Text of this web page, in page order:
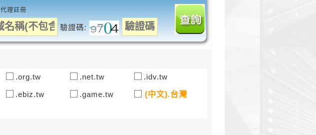
代理註冊
驗證碼:
.org.tw .net.tw .idv.tw
.ebiz.tw .game.tw (中文).台灣